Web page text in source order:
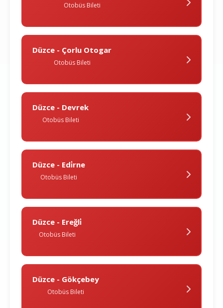
Otobüs Bileti
Düzce - Çorlu Otogar
Otobüs Bileti
Düzce - Devrek
Otobüs Bileti
Düzce - Edi̇rne
Otobüs Bileti
Düzce - Ereğli̇
Otobüs Bileti
Düzce - Gökçebey
Otobüs Bileti